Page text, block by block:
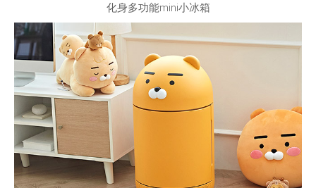
化身多功能mini小冰箱